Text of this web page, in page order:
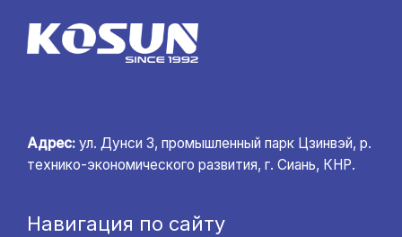
Адрес: ул. Дунси 3, промышленный парк Цзинвэй, р.
технико-экономического развития, г. Сиань, КНР.
Навигация по сайту